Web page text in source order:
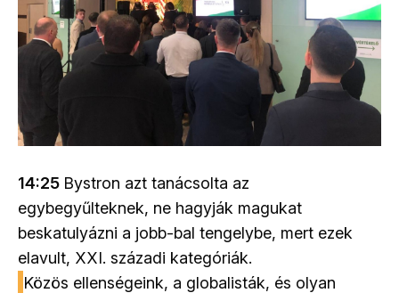
14:25 Bystron azt tanácsolta az
egybegyűlteknek, ne hagyják magukat
beskatulyázni a jobb-bal tengelybe, mert ezek
elavult, XXI. századi kategóriák.
Közös ellenségeink, a globalisták, és olyan